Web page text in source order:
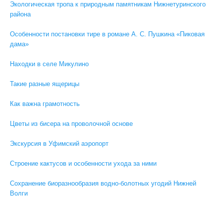
Экологическая тропа к природным памятникам Нижнетуринского
района
Особенности постановки тире в романе А. С. Пушкина «Пиковая
дама»
Находки в селе Микулино
Такие разные ящерицы
Как важна грамотность
Цветы из бисера на проволочной основе
Экскурсия в Уфимский аэропорт
Строение кактусов и особенности ухода за ними
Сохранение биоразнообразия водно-болотных угодий Нижней
Волги